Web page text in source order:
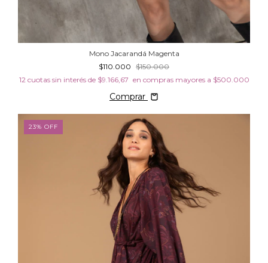
Mono Jacarandá Magenta
$110.000 $150.000
12 cuotas sin interés de $9.166,67
Comprar
23% OFF